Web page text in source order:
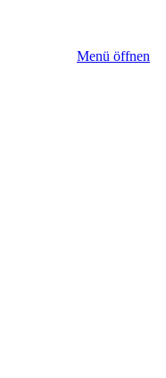
Menü öffnen